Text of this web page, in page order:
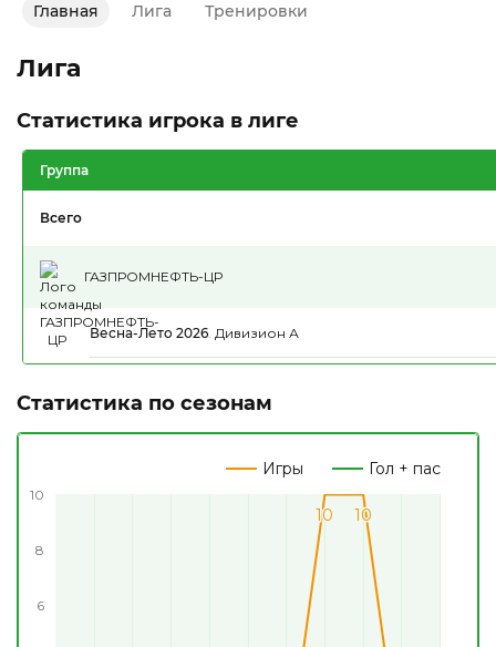
Главная Лига Тренировки
Лига
Статистика игрока в лиге
Группа
Всего
ГАЗПРОМНЕФТЬ-ЦР
Весна-Лето 2026. Дивизион А
Статистика по сезонам
Игры Гол + пас
6
8
10
10
10 10
10